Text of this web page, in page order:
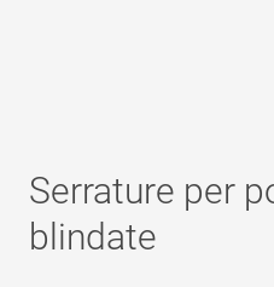
Serrature per
blindate